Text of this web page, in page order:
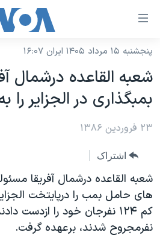
لینکهای
دسترسی
جهش
محتوای
اصلی
صفحه
اصلی
جهش
جستجو
نسخه سبک وب‌سایت
موضوع ها
ایران
آمریکا
جهان
ورزشی
گزیده‌ها
ویژه برنامه‌ها
برنامه های تلویزیونی
جدول برنامه ها
صفحه‌های ویژه
جام جهانی ۲۰۲۶
عملیات خشم حماسی
فرکانس‌های صدای آمریکا
پخش رادیویی
پنجشنبه ۱۵ مرداد ۱۴۰۵ ایران ۱۶:۰۷
شعبه القاعده درشمال
بمبگذاری در الجزایر
۲۳ فروردین ۱۳۸۶
اشتراک
شعبه القاعده درشمال آفريقا
های حامل بمب را درپايتخت
نفرمجروح شدند، برعهده گرفت.